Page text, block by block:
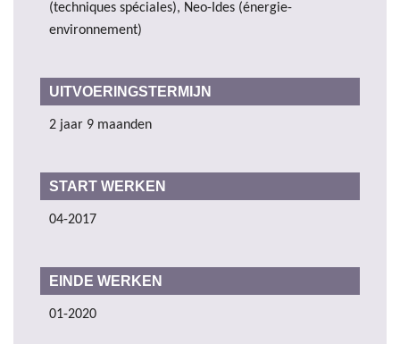
(techniques spéciales), Neo-Ides (énergie-
environnement)
UITVOERINGSTERMIJN
2 jaar 9 maanden
START WERKEN
04-2017
EINDE WERKEN
01-2020